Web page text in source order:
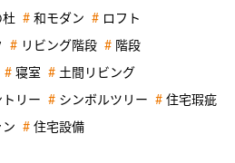
杜 和モダン ロフト
リビング階段 階段
寝室 土間リビング
トリー シンボルツリー 住宅瑕疵
ン 住宅設備